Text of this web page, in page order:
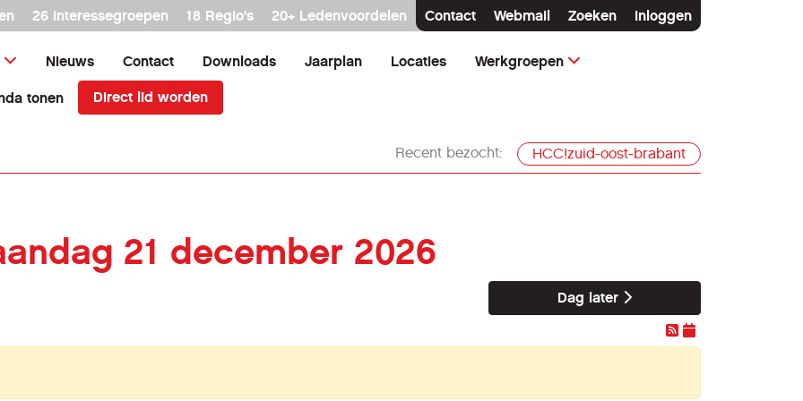
26 interessegroepen 18 Regio's 20+ Ledenvoordelen Contact Webmail Zoeken Inloggen
Nieuws Contact Downloads Jaarplan Locaties Werkgroepen
tonen Direct lid worden
Recent bezocht: HCC!zuid-oost-brabant
21 december 2026
Dag later